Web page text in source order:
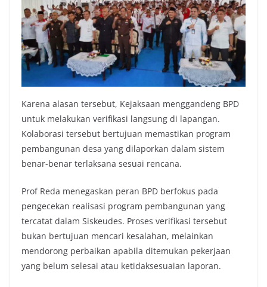
Karena alasan tersebut, Kejaksaan menggandeng BPD
untuk melakukan verifikasi langsung di lapangan.
Kolaborasi tersebut bertujuan memastikan program
pembangunan desa yang dilaporkan dalam sistem
benar-benar terlaksana sesuai rencana.
Prof Reda menegaskan peran BPD berfokus pada
pengecekan realisasi program pembangunan yang
tercatat dalam Siskeudes. Proses verifikasi tersebut
bukan bertujuan mencari kesalahan, melainkan
mendorong perbaikan apabila ditemukan pekerjaan
yang belum selesai atau ketidaksesuaian laporan.